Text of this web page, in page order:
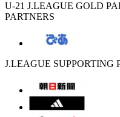
U-21 J.LEAGUE GOLD
PARTNERS
J.LEAGUE SUPPORTING